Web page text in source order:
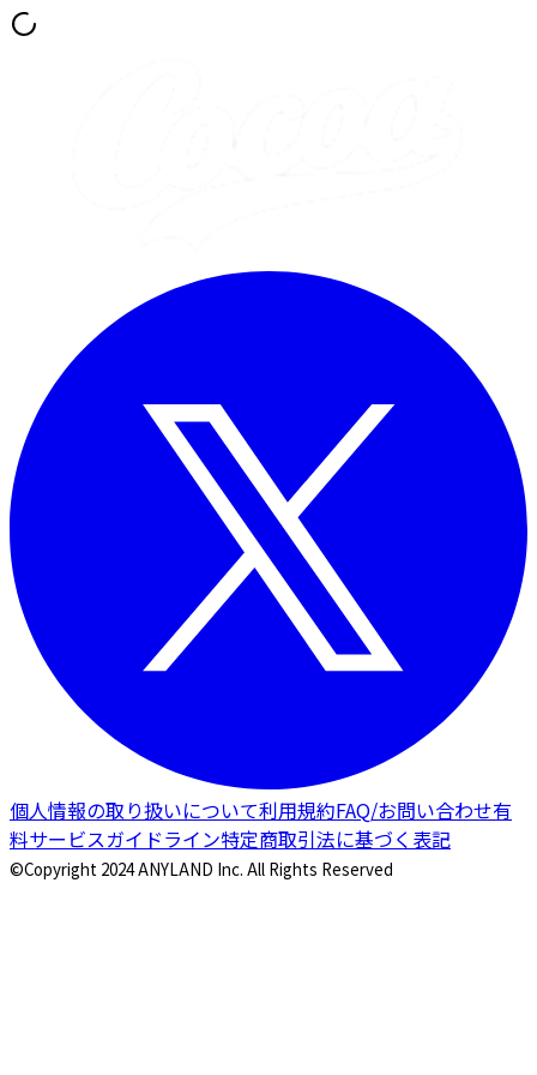
個人情報の取り扱いについて利用規約FAQ/お問い合わせ有
料サービスガイドライン特定商取引法に基づく表記
©Copyright 2024 ANYLAND Inc. All Rights Reserved